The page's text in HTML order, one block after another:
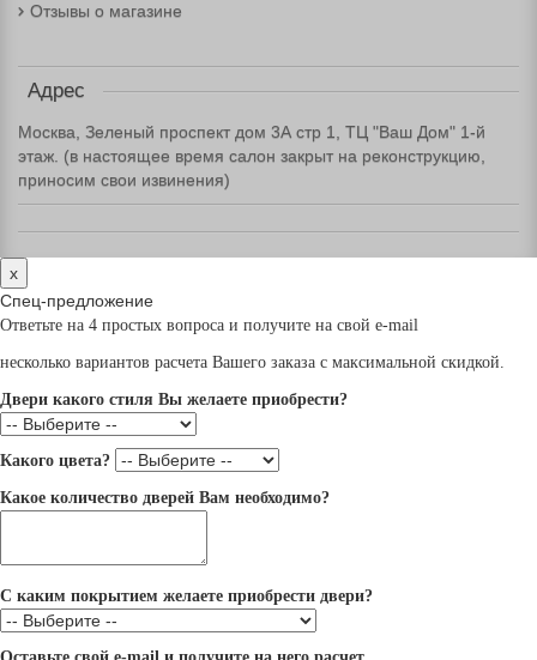
Отзывы о магазине
Адрес
Москва, Зеленый проспект дом 3А стр 1, ТЦ "Ваш Дом" 1-й
этаж. (в настоящее время салон закрыт на реконструкцию,
приносим свои извинения)
x
Спец-предложение
Ответьте на 4 простых вопроса и получите на свой e-mail
несколько вариантов расчета Вашего заказа с максимальной скидкой.
Двери какого стиля Вы желаете приобрести?
Какого цвета?
Какое количество дверей Вам необходимо?
С каким покрытием желаете приобрести двери?